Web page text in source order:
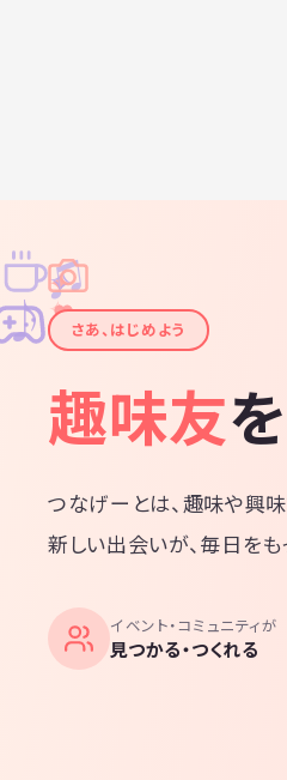
✦
✦
✧
✧
♪
♫
さあ、はじめよう
趣味友
つなげーとは、趣味や興味
新しい出会いが、毎日をも
イベント・コミュニティが
見つかる・つくれる